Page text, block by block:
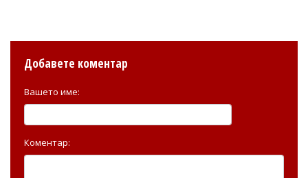
Добавете коментар
Вашето име:
Коментар: